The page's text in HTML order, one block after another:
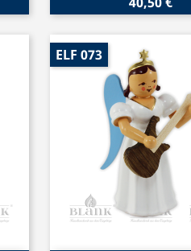
ELF 073